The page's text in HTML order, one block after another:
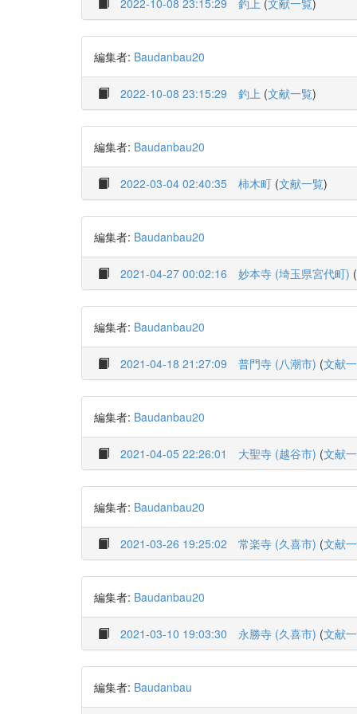
2022-10-08 23:15:29 釣上 (文献一覧)
編集者: Baudanbau20
2022-10-08 23:15:29 釣上 (文献一覧)
編集者: Baudanbau20
2022-03-04 02:40:35 柿木町 (文献一覧)
編集者: Baudanbau20
2021-04-27 00:02:16 妙本寺 (埼玉県宮代町) (
編集者: Baudanbau20
2021-04-18 21:27:09 普門寺 (八潮市) (文献
編集者: Baudanbau20
2021-04-05 22:26:01 大聖寺 (越谷市) (文献
編集者: Baudanbau20
2021-03-26 19:25:02 常楽寺 (久喜市) (文献
編集者: Baudanbau20
2021-03-10 19:03:30 永勝寺 (久喜市) (文献
編集者: Baudanbau